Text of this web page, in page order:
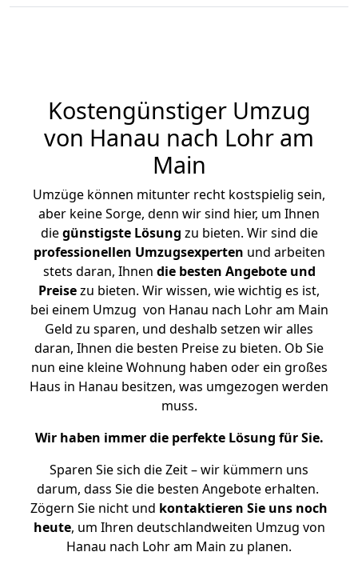
Kostengünstiger Umzug
von Hanau nach Lohr am
Main
Umzüge können mitunter recht kostspielig sein,
aber keine Sorge, denn wir sind hier, um Ihnen
diegünstigste Lösung zu bieten. Wir sind die
professionellen Umzugsexperten und arbeiten
stets daran, Ihnen die besten Angebote und
Preisezu bieten. Wir wissen, wie wichtig es ist,
bei einem Umzug von Hanau nach Lohr am Main
Geld zu sparen, und deshalb setzen wir alles
daran, Ihnen die besten Preise zu bieten. Ob Sie
nun eine kleine Wohnung haben oder ein großes
Haus in Hanau besitzen, was umgezogen werden
muss.
Wir haben immer die perfekte Lösung für Sie.
Sparen Sie sich die Zeit – wir kümmern uns
darum, dass Sie die besten Angebote erhalten.
Zögern Sie nicht und kontaktieren Sie uns noch
heute, um Ihren deutschlandweiten Umzug von
Hanau nach Lohr am Main zu planen.